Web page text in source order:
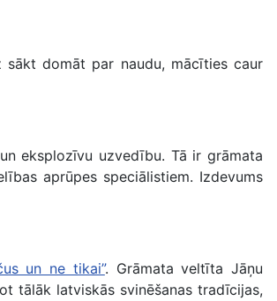
domāt par naudu, mācīties caur
eksplozīvu uzvedību. Tā ir grāmata
aprūpes speciālistiem. Izdevums
un ne tikai”. Grāmata veltīta Jāņu
tālāk latviskās svinēšanas tradīcijas,